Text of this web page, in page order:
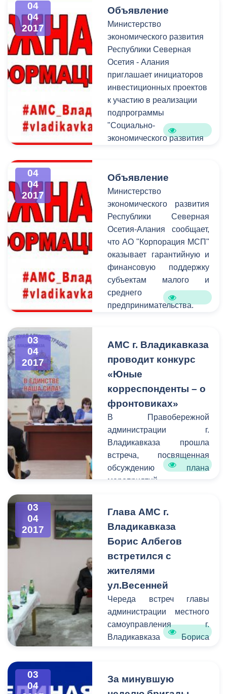
планы развития
организации и ее важную
роль в жизни города.
04
04
2017
Объявление
Министерство
экономического развития
Республики Северная
Осетия - Алания
приглашает инициаторов
инвестиционных проектов
к участию в реализации
подпрограммы
"Социально-
экономического развития
2025 годы" в рамках
государственной
программы Российской
Федерации "Развитие
Северо-Кавказского
федерального округа на
период до 2025 года".
04
04
2017
Объявление
Министерство
экономического развития
Республики Северная
Осетия-Алания сообщает,
что АО "Корпорация МСП"
оказывает гарантийную и
финансовую поддержку
субъектам малого и
среднего
предпринимательства.
03
04
2017
АМС г. Владикавказа
проводит конкурс
«Юные
корреспонденты – о
фронтовиках»
В Правобережной
администрации г.
Владикавказа прошла
встреча, посвященная
обсуждению плана
мероприятий,
народа над фашистской
Германией в Великой
Отечественной Войне
1941-1945 гг. В совещании
под председательством
руководителя
Алагова приняли участие
учреждений города,
03
04
2017
Глава АМС г.
Владикавказа
Борис Албегов
встретился с
жителями
ул.Весенней
Череда встреч главы
администрации местного
самоуправления г.
Владикавказа Бориса
недели назад глава АМС
03
04
За минувшую